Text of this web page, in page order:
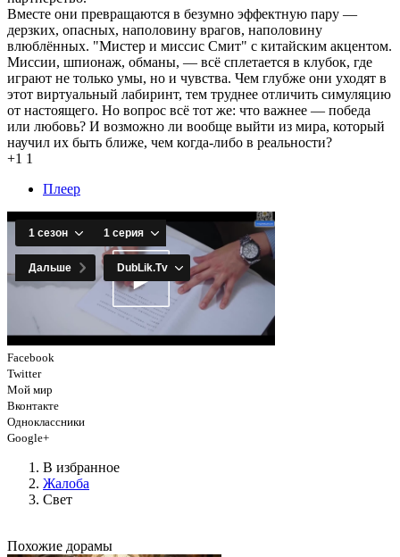
Вместе они превращаются в безумно эффектную пару —
дерзких, опасных, наполовину врагов, наполовину
влюблённых. "Мистер и миссис Смит" с китайским акцентом.
Миссии, шпионаж, обманы, — всё сплетается в клубок, где
играют не только умы, но и чувства. Чем глубже они уходят в
этот виртуальный лабиринт, тем труднее отличить симуляцию
от настоящего. Но вопрос всё тот же: что важнее — победа
или любовь? И возможно ли вообще выйти из мира, который
научил их быть ближе, чем когда-либо в реальности?
+1 1
Плеер
Facebook
Twitter
Мой мир
Вконтакте
Одноклассники
Google+
В избранное
Жалоба
Свет
Похожие дорамы